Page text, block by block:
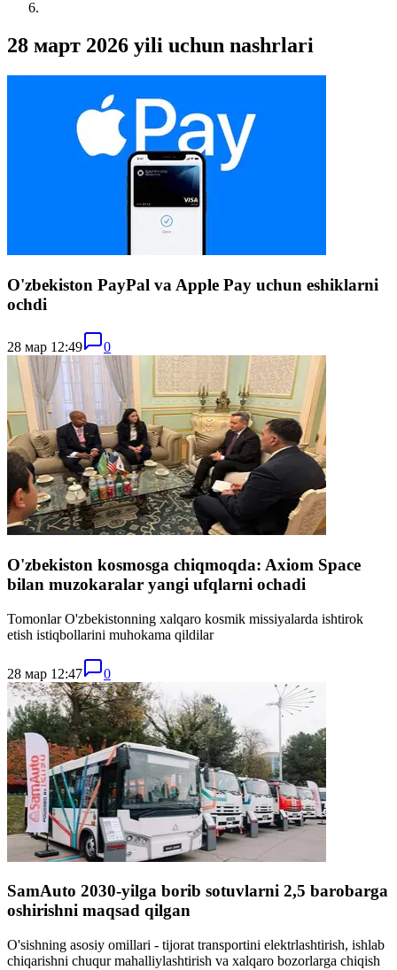
28 март 2026 yili uchun nashrlari
O'zbekiston PayPal va Apple Pay uchun eshiklarni
ochdi
28 мар 12:49 0
O'zbekiston kosmosga chiqmoqda: Axiom Space
bilan muzokaralar yangi ufqlarni ochadi
Tomonlar O'zbekistonning xalqaro kosmik missiyalarda ishtirok
etish istiqbollarini muhokama qildilar
28 мар 12:47 0
SamAuto 2030-yilga borib sotuvlarni 2,5 barobarga
oshirishni maqsad qilgan
O'sishning asosiy omillari - tijorat transportini elektrlashtirish, ishlab
chiqarishni chuqur mahalliylashtirish va xalqaro bozorlarga chiqish